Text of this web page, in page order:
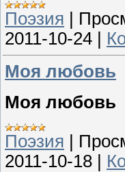
Поэзия
2011-10-24
Моя любовь
Моя любовь
Поэзия
2011-10-18